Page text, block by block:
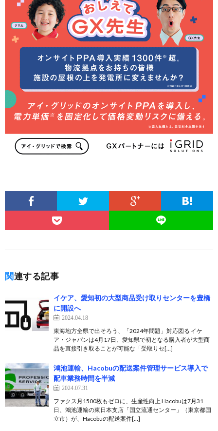
関連する記事
イケア、愛知初の大型商品受け取りセンターを豊橋
に開設へ
2024.04.18
東海地方全県で出そろう、「2024年問題」対応図る イケ
ア・ジャパンは4月17日、愛知県で初となる購入者が大型商
品を直接引き取ることが可能な「受取りセ[…]
鴻池運輸、Hacobuの配送案件管理サービス導入で
配車業務時間を半減
2024.07.31
ファクス月1500枚もゼロに、生産性向上 Hacobuは7月31
日、鴻池運輸の東日本支店「国立流通センター」（東京都国
立市）が、Hacobuの配送案件[…]